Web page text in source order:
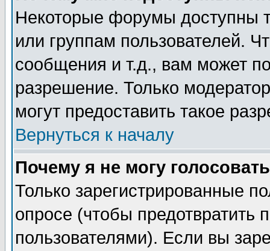
Некоторые форумы доступны
или группам пользователей.
сообщения и т.д., вам может
разрешение. Только
могут предоставить такое
Вернуться к началу
Почему я не могу
Только зарегистрированные
опросе (чтобы предотвратить
пользователями). Если вы